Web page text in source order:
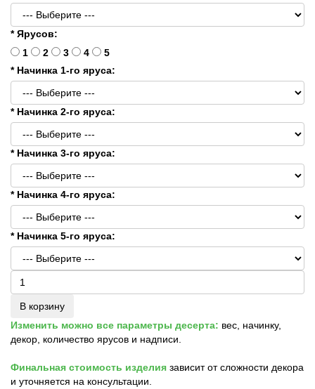
* Ярусов:
1
2 3 4
5
* Начинка 1-го яруса:
* Начинка 2-го яруса:
* Начинка 3-го яруса:
* Начинка 4-го яруса:
* Начинка 5-го яруса:
В корзину
Изменить можно все параметры десерта: вес, начинку,
декор, количество ярусов и надписи.
Финальная стоимость изделия зависит от сложности декора
и уточняется на консультации.